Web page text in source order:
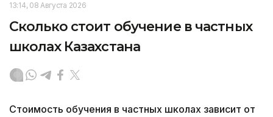
13:14, 08 Августа 2026
Сколько стоит обучение в частных
школах Казахстана
Стоимость обучения в частных школах зависит от